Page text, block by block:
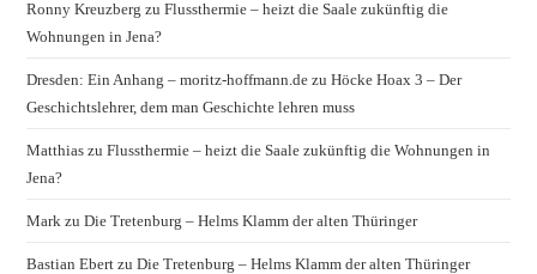
Ronny Kreuzberg zuFlussthermie – heizt die Saale zukünftig die
Wohnungen in Jena?
Dresden: Ein Anhang – moritz-hoffmann.de zuHöcke Hoax 3 – Der
Geschichtslehrer, dem man Geschichte lehren muss
Matthias zuFlussthermie – heizt die Saale zukünftig die Wohnungen in
Jena?
Mark zuDie Tretenburg – Helms Klamm der alten Thüringer
Bastian Ebert zuDie Tretenburg – Helms Klamm der alten Thüringer